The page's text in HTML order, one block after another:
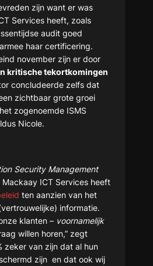
zijn want er was
Services heeft, zoals
audit goed
haar certificering.
november zijn er door
kritische tekortkomingen
concludeerde zelfs dat
zichtbaar grote groei
zogenoemde ISMS
Nicole.
Security Management
ICT Services heeft
ten aanzien van het
informatie.
klanten – voornamelijk
willen horen,” zegt
zeker van zijn dat al hun
zijn en dat ook wij